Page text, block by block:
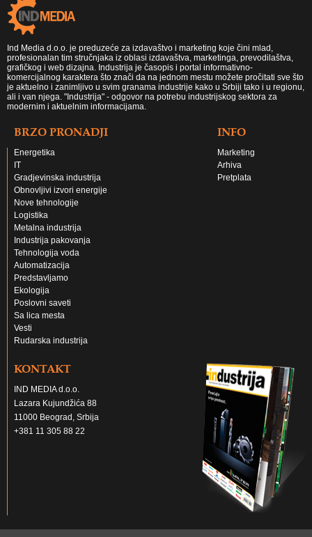
Ind Media d.o.o. je preduzeće za izdavaštvo i marketing koje čini mlad,
profesionalan tim stručnjaka iz oblasi izdavaštva, marketinga, prevodilaštva,
grafičkog i web dizajna. Industrija je časopis i portal informativno-
komercijalnog karaktera što znači da na jednom mestu možete pročitati sve što
je aktuelno i zanimljivo u svim granama industrije kako u Srbiji tako i u regionu,
ali i van njega. "Industrija" - odgovor na potrebu industrijskog sektora za
modernim i aktuelnim informacijama.
BRZO PRONADJI
Energetika
IT
Gradjevinska industrija
Obnovljivi izvori energije
Nove tehnologije
Logistika
Metalna industrija
Industrija pakovanja
Tehnologija voda
Automatizacija
Predstavljamo
Ekologija
Poslovni saveti
Sa lica mesta
Vesti
Rudarska industrija
INFO
Marketing
Arhiva
Pretplata
KONTAKT
IND MEDIA d.o.o.
Lazara Kujundžića 88
11000 Beograd, Srbija
+381 11 305 88 22